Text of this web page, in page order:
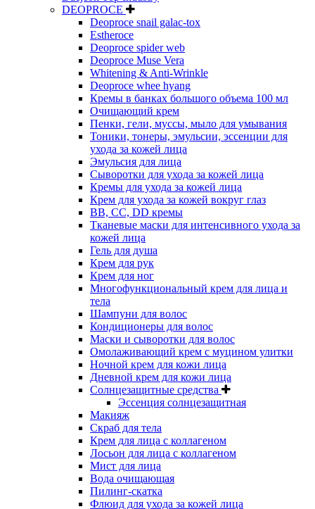
DEOPROCE
Deoproce snail galac-tox
Estheroce
Deoproce spider web
Deoproce Muse Vera
Whitening & Anti-Wrinkle
Deoproce whee hyang
Кремы в банках большого объема 100 мл
Очищающий крем
Пенки, гели, муссы, мыло для умывания
Тоники, тонеры, эмульсии, эссенции для
ухода за кожей лица
Эмульсия для лица
Сыворотки для ухода за кожей лица
Кремы для ухода за кожей лица
Крем для ухода за кожей вокруг глаз
BB, CC, DD кремы
Тканевые маски для интенсивного ухода за
кожей лица
Гель для душа
Крем для рук
Крем для ног
Многофункциональный крем для лица и
тела
Шампуни для волос
Кондиционеры для волос
Маски и сыворотки для волос
Омолаживающий крем с муцином улитки
Ночной крем для кожи лица
Дневной крем для кожи лица
Солнцезащитные средства
Эссенция солнцезащитная
Макияж
Скраб для тела
Крем для лица с коллагеном
Лосьон для лица с коллагеном
Мист для лица
Вода очищающая
Пилинг-скатка
Флюид для ухода за кожей лица